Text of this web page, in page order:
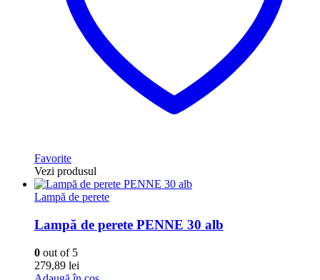
Favorite
Vezi produsul
Lampă de perete
Lampă de perete PENNE 30 alb
0 out of 5
279,89 lei